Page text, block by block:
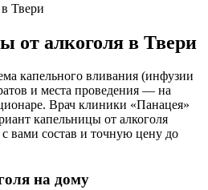
от алкоголя в Твери
капельного вливания (инфузии
и места проведения — на
Врач клиники «Панацея»
капельницы от алкоголя
с вами состав и точную цену до
на дому